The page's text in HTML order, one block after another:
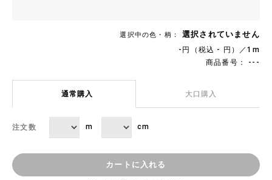
選択中の色・柄： 選択されていません
-円（税込 - 円）／1m
商品番号： ---
通常購入 大口購入
注文数 m cm
カートに入れる